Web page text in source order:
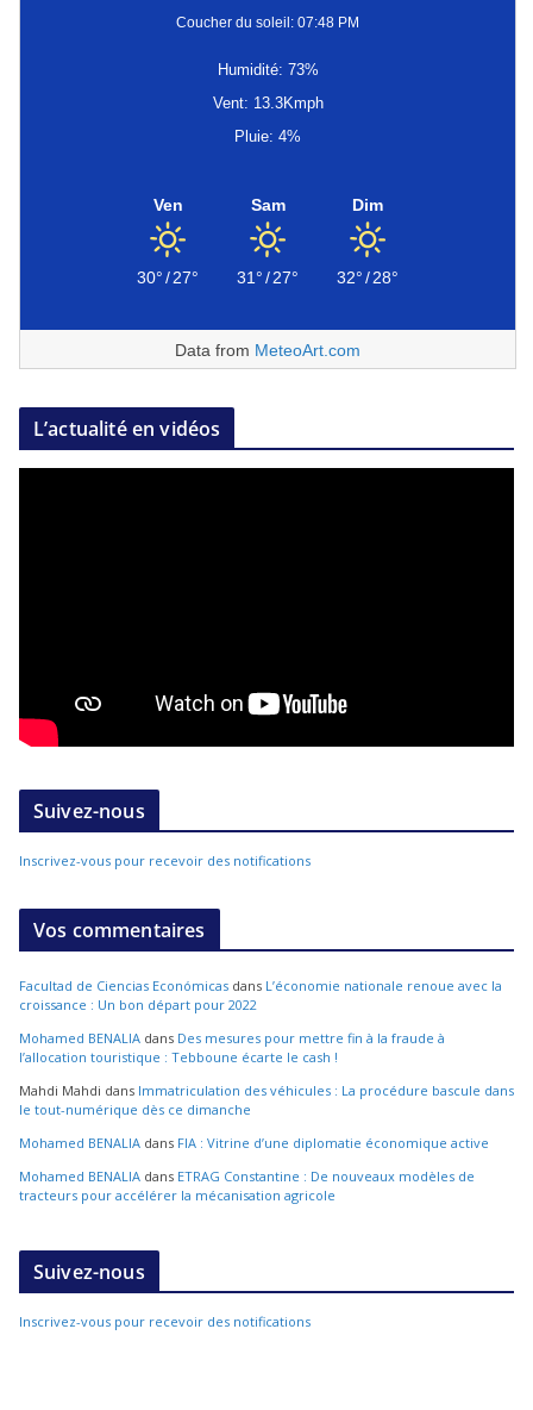
Coucher du soleil: 07:48 PM
Humidité: 73%
Vent: 13.3Kmph
Pluie: 4%
Ven
30°/27°
Sam
31°/27°
Dim
32°/28°
Data from MeteoArt.com
L’actualité en vidéos
Suivez-nous
Inscrivez-vous pour recevoir des notifications
Vos commentaires
Facultad de Ciencias Económicas dans L’économie nationale renoue avec la
croissance : Un bon départ pour 2022
Mohamed BENALIA dans Des mesures pour mettre fin à la fraude à
l’allocation touristique : Tebboune écarte le cash !
Mahdi Mahdi dans Immatriculation des véhicules : La procédure bascule dans
le tout-numérique dès ce dimanche
Mohamed BENALIA dans FIA : Vitrine d’une diplomatie économique active
Mohamed BENALIA dans ETRAG Constantine : De nouveaux modèles de
tracteurs pour accélérer la mécanisation agricole
Suivez-nous
Inscrivez-vous pour recevoir des notifications